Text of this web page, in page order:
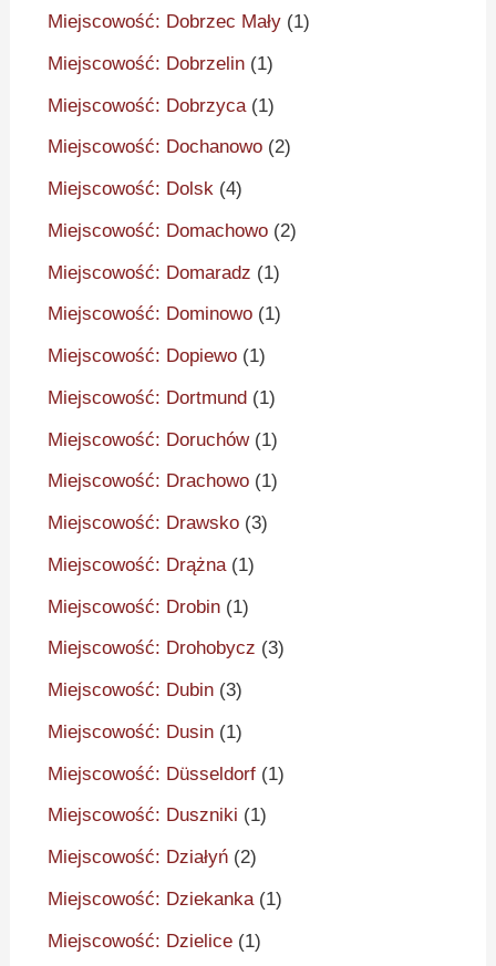
Miejscowość: Dobrzec Mały (1)
Miejscowość: Dobrzelin (1)
Miejscowość: Dobrzyca (1)
Miejscowość: Dochanowo (2)
Miejscowość: Dolsk (4)
Miejscowość: Domachowo (2)
Miejscowość: Domaradz (1)
Miejscowość: Dominowo (1)
Miejscowość: Dopiewo (1)
Miejscowość: Dortmund (1)
Miejscowość: Doruchów(1)
Miejscowość: Drachowo (1)
Miejscowość: Drawsko (3)
Miejscowość: Drążna(1)
Miejscowość: Drobin (1)
Miejscowość: Drohobycz (3)
Miejscowość: Dubin (3)
Miejscowość: Dusin (1)
Miejscowość: Düsseldorf (1)
Miejscowość: Duszniki (1)
Miejscowość: Działyń (2)
Miejscowość: Dziekanka(1)
Miejscowość: Dzielice (1)